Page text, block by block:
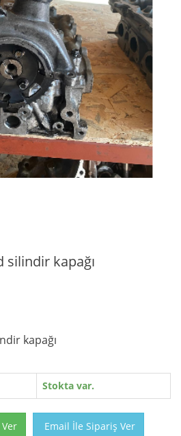
silindir kapağı
kapağı
Stokta var.
Email İle Sipariş Ver